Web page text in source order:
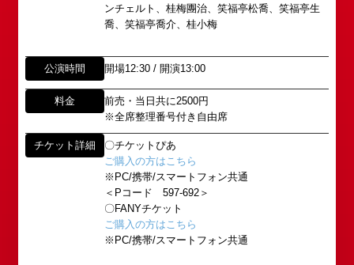
ンチェルト、桂梅團治、笑福亭松喬、笑福亭生
喬、笑福亭喬介、桂小梅
公演時間 開場12:30 / 開演13:00
料金
前売・当日共に2500円
※全席整理番号付き自由席
チケット詳細
〇チケットぴあ
ご購入の方はこちら
※PC/携帯/スマートフォン共通
＜Pコード 597-692＞
〇FANYチケット
ご購入の方はこちら
※PC/携帯/スマートフォン共通
DAIHATSU
心斎橋角座トップ
公演情報
アクセス
「角座」の名称は、「角の芝居」と呼ばれた江戸時
と共に、
「五つ櫓」若しくは「道頓堀五座」と呼ばれ、
1960年～70年代には、上方演芸の殿堂として栄え
その後、「角座」の名称は、松竹(株)の直営映画館
(大阪市中央区)や
弊社直営の劇場「B1角座」(大阪市中央区)に引き継
がれていましたが、
2008年の角座ビル(大阪市中央区)の閉館と共に、
所属オーディションに関するお問い合わせ
大阪本社 タレント開発室：o-
school@shochikugeino.jp
東京支社 タレント開発室：t-
school@shochikugeino.jp
イベント出演依頼のお問い合わせ
以下のページからお問い合わせ願います。
イベント出演依頼メール送信フォーム
https://www.shochikugeino.co.jp/event/form/
タレントへのファンメール